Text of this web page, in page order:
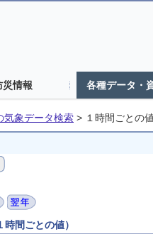
災情報 各種データ・
気象データ検索 > １時間ごとの
間ごとの値）